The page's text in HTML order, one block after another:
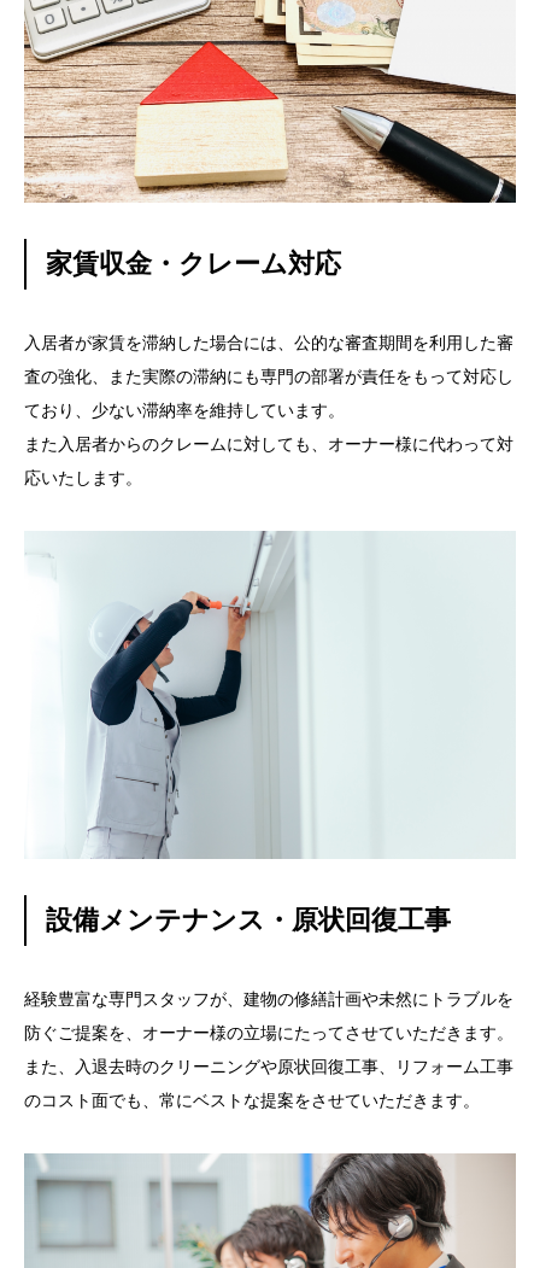
家賃収金・クレーム対応
入居者が家賃を滞納した場合には、公的な審査期間を利用した審
査の強化、また実際の滞納にも専門の部署が責任をもって対応し
ており、少ない滞納率を維持しています。
また入居者からのクレームに対しても、オーナー様に代わって対
応いたします。
設備メンテナンス・原状回復工事
経験豊富な専門スタッフが、建物の修繕計画や未然にトラブルを
防ぐご提案を、オーナー様の立場にたってさせていただきます。
また、入退去時のクリーニングや原状回復工事、リフォーム工事
のコスト面でも、常にベストな提案をさせていただきます。